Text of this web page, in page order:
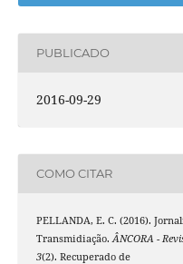
PUBLICADO
2016-09-29
COMO CITAR
PELLANDA, E. C. (2016).
Transmidiação.ÂNCORA -
3(2). Recuperado de